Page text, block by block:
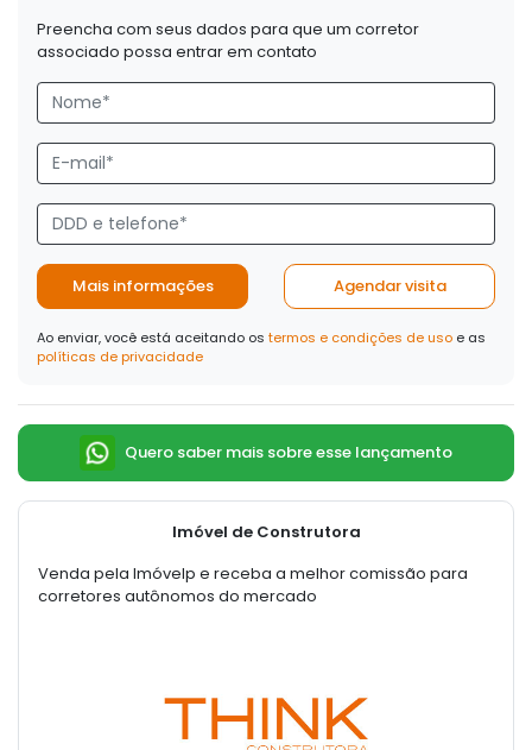
Preencha com seus dados para que um corretor
associado possa entrar em contato
Mais informações Agendar visita
Ao enviar, você está aceitando os termos e condições de uso e as
políticas de privacidade
Quero saber mais sobre esse lançamento
Imóvel de Construtora
Venda pela Imóvelp e receba a melhor comissão para
corretores autônomos do mercado